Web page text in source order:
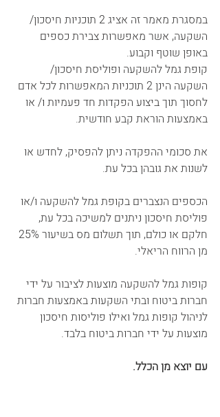
במסגרת מאמר זה אציג 2 תוכניות חיסכון/
השקעה, אשר מאפשרות צבירת כספים
באופן שוטף וקבוע.
קופת גמל להשקעה ופוליסת חיסכון/
השקעה הינן 2 תוכניות המאפשרות לכל אדם
לחסוך תוך ביצוע הפקדות חד פעמיות ו/ או
באמצעות הוראת קבע חודשית.
את סכומי ההפקדה ניתן להפסיק, לחדש או
לשנות את גובהן בכל עת.
הכספים הנצברים בקופת גמל להשקעה ו/או
פוליסת חיסכון ניתנים למשיכה בכל עת,
מן הרווח הריאלי.
קופות גמל להשקעה מוצעות לציבור על ידי
חברות ביטוח ובתי השקעות באמצעות חברות
לניהול קופות גמל ואילו פוליסות חיסכון
מוצעות על ידי חברות ביטוח בלבד.
עם יוצא מן הכלל.